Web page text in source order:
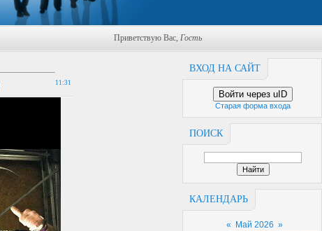
Приветствую Вас, Гость
ВХОД НА САЙТ
Войти через uID
Старая форма входа
ПОИСК
КАЛЕНДАРЬ
« Май 2026 »
11:31